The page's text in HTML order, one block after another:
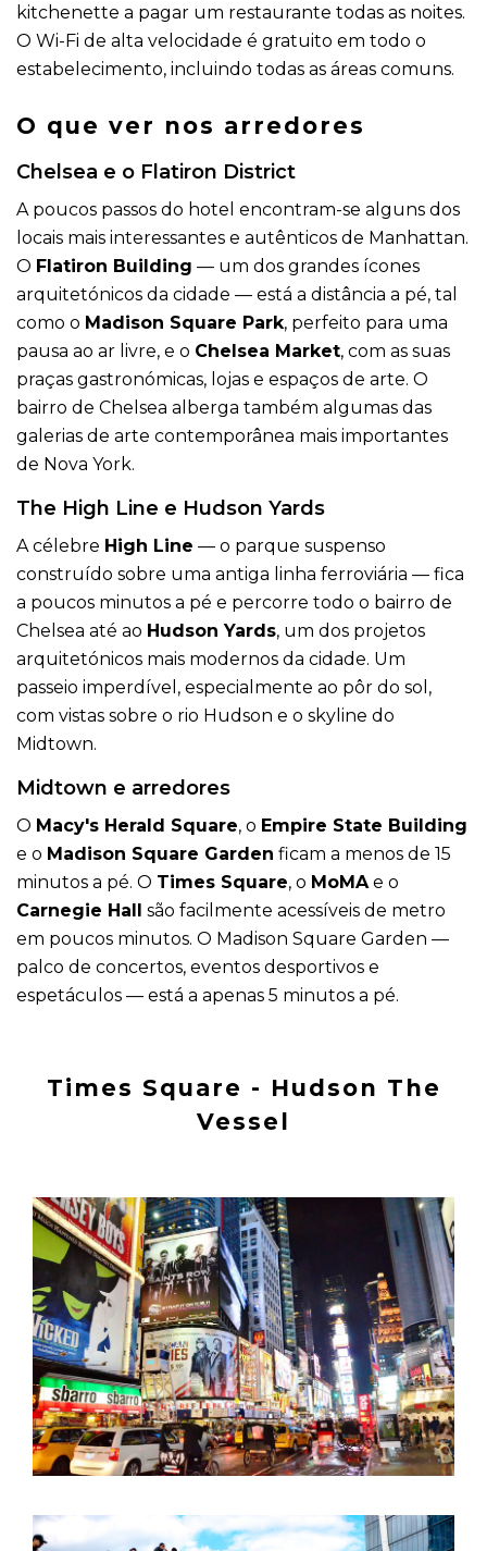
kitchenette a pagar um restaurante todas as noites.
O Wi-Fi de alta velocidade é gratuito em todo o
estabelecimento, incluindo todas as áreas comuns.
O que ver nos arredores
Chelsea e o Flatiron District
A poucos passos do hotel encontram-se alguns dos
locais mais interessantes e autênticos de Manhattan.
O Flatiron Building — um dos grandes ícones
arquitetónicos da cidade — está a distância a pé, tal
como o Madison Square Park, perfeito para uma
pausa ao ar livre, e o Chelsea Market, com as suas
praças gastronómicas, lojas e espaços de arte. O
bairro de Chelsea alberga também algumas das
galerias de arte contemporânea mais importantes
de Nova York.
The High Line e Hudson Yards
A célebre High Line — o parque suspenso
construído sobre uma antiga linha ferroviária — fica
a poucos minutos a pé e percorre todo o bairro de
Chelsea até ao Hudson Yards, um dos projetos
arquitetónicos mais modernos da cidade. Um
passeio imperdível, especialmente ao pôr do sol,
com vistas sobre o rio Hudson e o skyline do
Midtown.
Midtown e arredores
O Macy's Herald Square, o Empire State Building
e o Madison Square Garden ficam a menos de 15
minutos a pé. O Times Square, o MoMAe o
Carnegie Hall
são facilmente acessíveis de metro
em poucos minutos. O Madison Square Garden —
palco de concertos, eventos desportivos e
espetáculos — está a apenas 5 minutos a pé.
Times Square - Hudson The
Vessel